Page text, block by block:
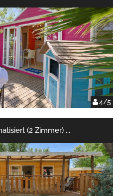
4/5
(2 Zimmer) ...